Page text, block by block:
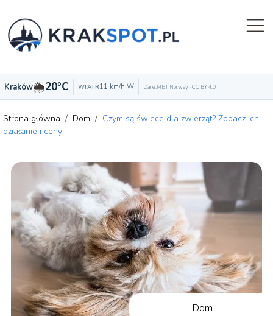
Kraków🌦️20°C WIATR11 km/h W Dane:MET Norway·CC BY 4.0
Strona główna / Dom / Czym są świece dla zwierząt? Zobacz ich
działanie i ceny!
Dom